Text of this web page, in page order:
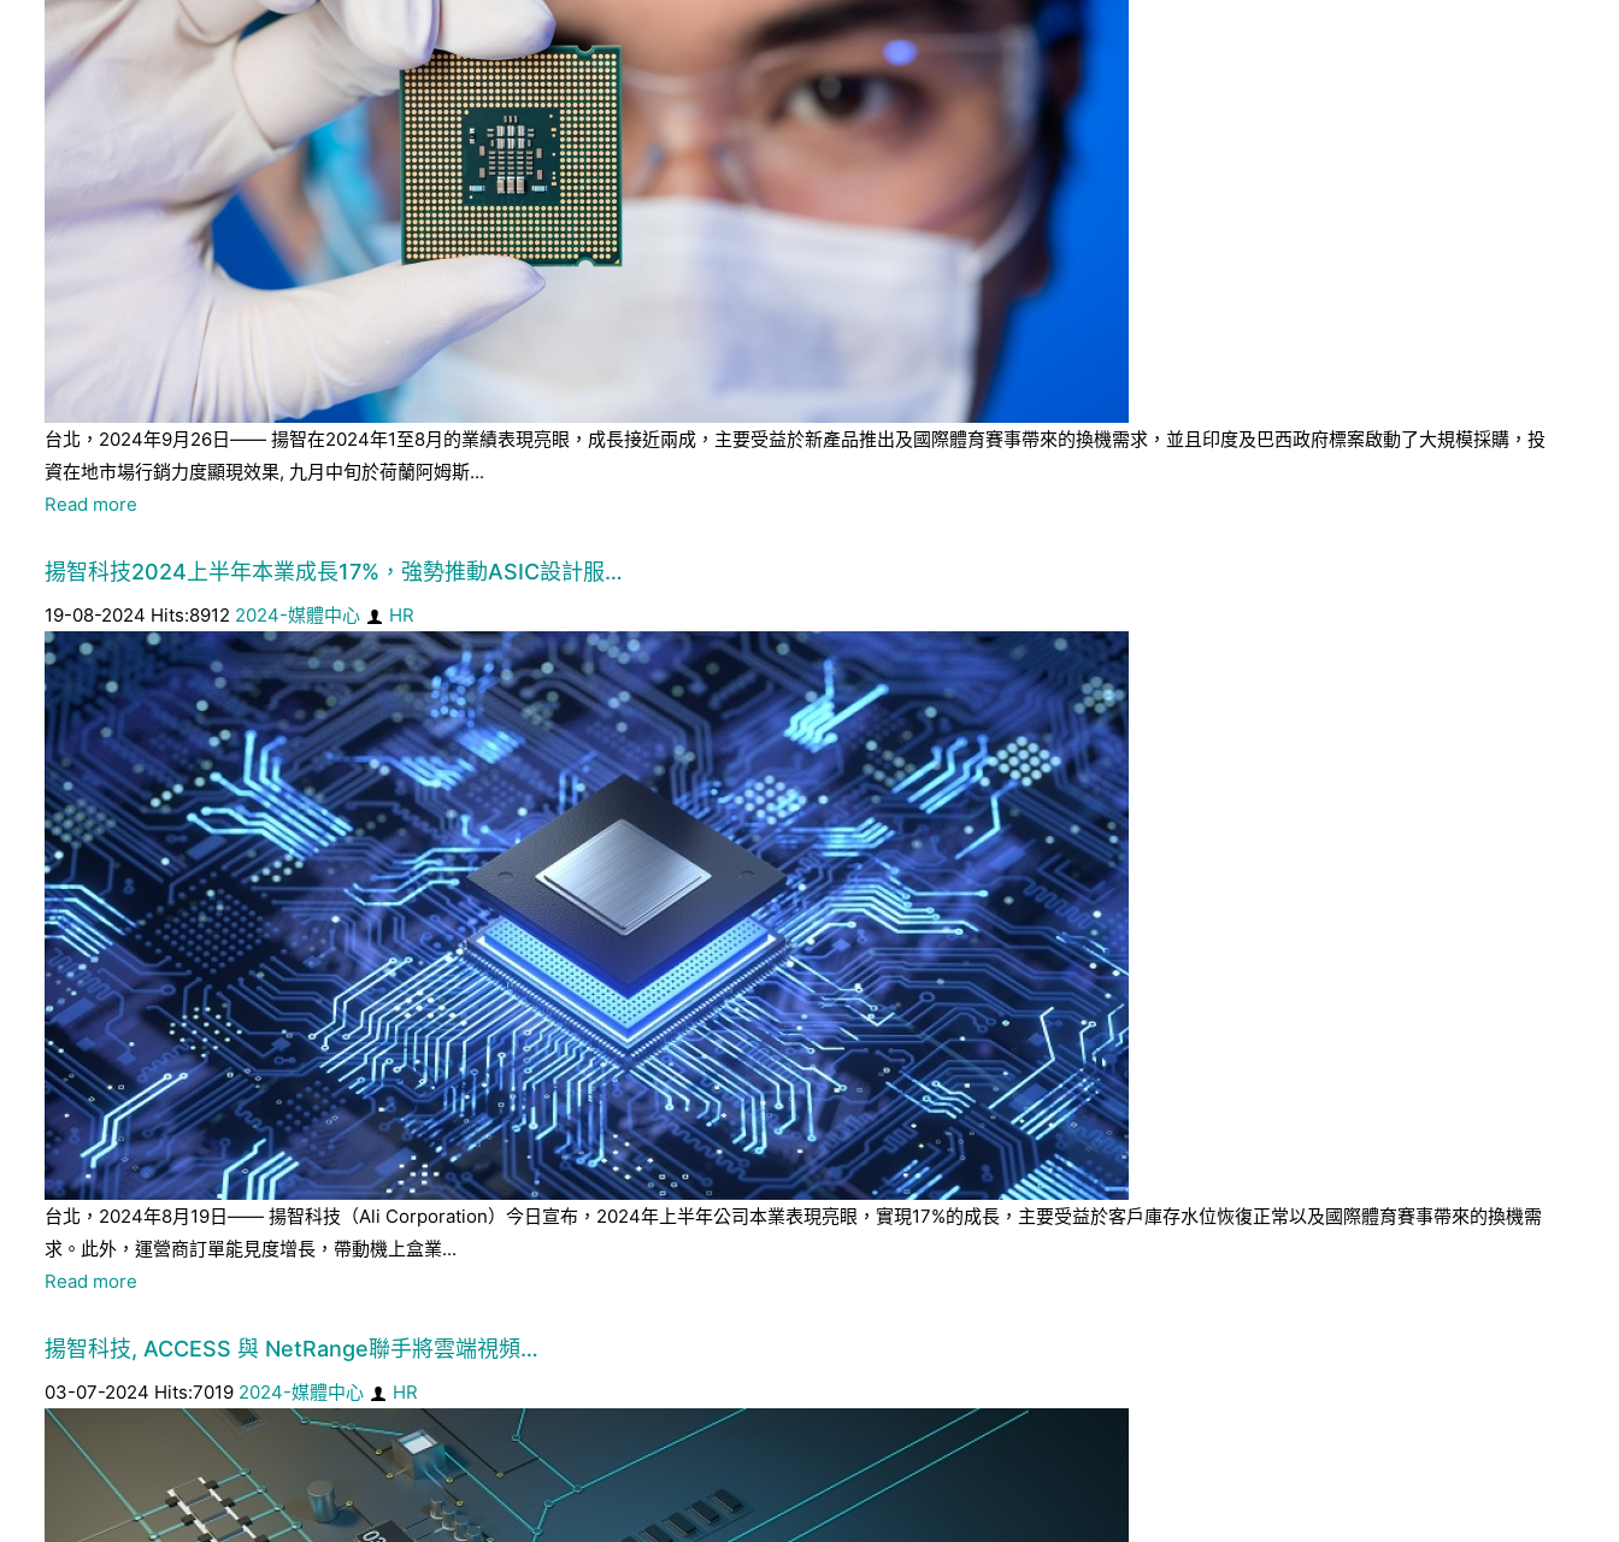
台北，2024年9月26日—— 揚智在2024年1至8月的業績表現亮眼，成長接近兩成，主要受益於新產品推出及國際體育賽事帶來的換機需求，並且印度及巴西政府標案啟動了大規模採購，投
資在地市場行銷力度顯現效果, 九月中旬於荷蘭阿姆斯...
Read more
揚智科技2024上半年本業成長17%，強勢推動ASIC設計服…
19-08-2024 Hits:8912 2024-媒體中心 HR
台北，2024年8月19日—— 揚智科技（Ali Corporation）今日宣布，2024年上半年公司本業表現亮眼，實現17%的成長，主要受益於客戶庫存水位恢復正常以及國際體育賽事帶來的換機需
求。此外，運營商訂單能見度增長，帶動機上盒業...
Read more
揚智科技, ACCESS 與 NetRange聯手將雲端視頻…
03-07-2024 Hits:7019 2024-媒體中心 HR